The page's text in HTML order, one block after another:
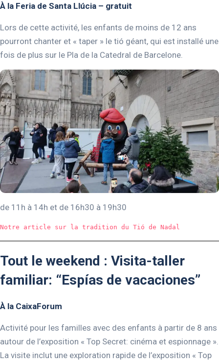
À la Feria de Santa Llúcia – gratuit
Lors de cette activité, les enfants de moins de 12 ans
pourront chanter et « taper » le tió géant, qui est installé une
fois de plus sur le Pla de la Catedral de Barcelone.
de 11h à 14h et de 16h30 à 19h30
Notre article sur la tradition du Tió de Nadal
Tout le weekend : Visita-taller
familiar: “Espías de vacaciones”
À la CaixaForum
Activité pour les familles avec des enfants à partir de 8 ans
autour de l’exposition « Top Secret: cinéma et espionnage ».
La visite inclut une exploration rapide de l’exposition « Top